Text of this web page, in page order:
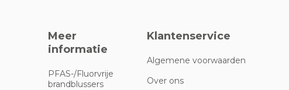
Meer
informatie
PFAS-/Fluorvrije
brandblussers
Klantenservice
Algemene voorwaarden
Over ons